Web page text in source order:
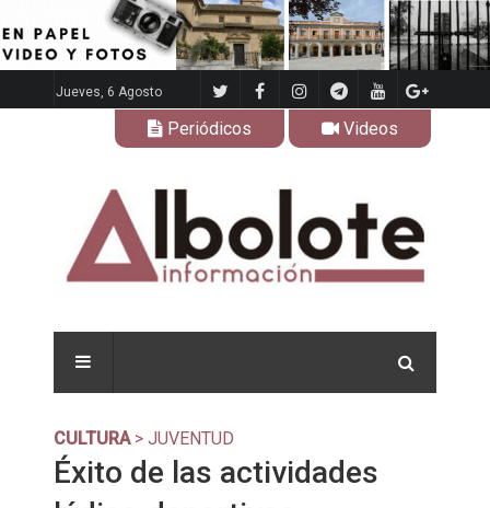
Jueves, 6 Agosto
Periódicos Videos
CULTURA> JUVENTUD
Éxito de las actividades